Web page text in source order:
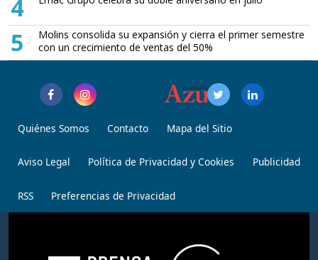
4
5
Molins consolida su expansión y cierra el primer semestre
con un crecimiento de ventas del 50%
Quiénes Somos Contacto Mapa del Sitio
Aviso Legal Política de Privacidad y Cookies Publicidad
RSS Preferencias de Privacidad